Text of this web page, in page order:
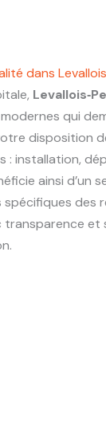
dans
qui
disposition
installation,
ainsi d’un
des
transparence